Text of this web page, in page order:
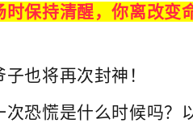
时保持清醒，你离改变
也将再次封神！
恐慌是什么时候吗？